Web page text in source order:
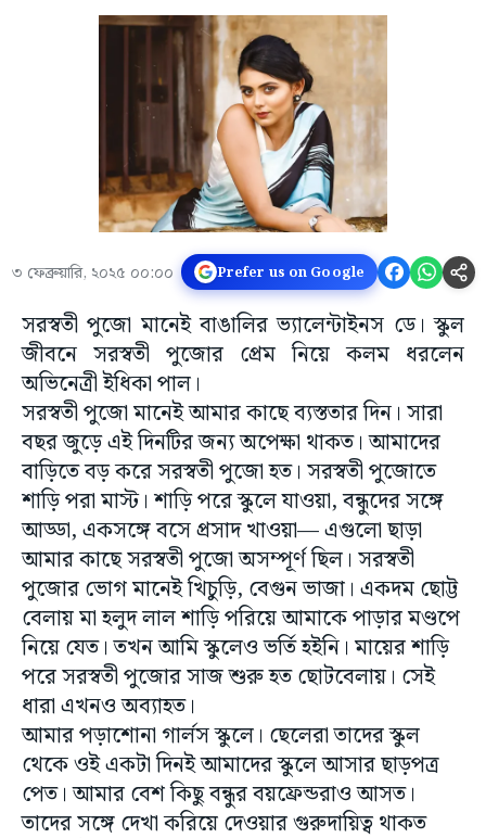
৩ ফেব্রুয়ারি, ২০২৫ ০০:০০ Prefer us on Google
সরস্বতী পুজো মানেই বাঙালির ভ্যালেন্টাইনস ডে। স্কুল
জীবনে সরস্বতী পুজোর প্রেম নিয়ে কলম ধরলেন
অভিনেত্রী ইধিকা পাল।
সরস্বতী পুজো মানেই আমার কাছে ব্যস্ততার দিন। সারা
বছর জুড়ে এই দিনটির জন্য অপেক্ষা থাকত। আমাদের
বাড়িতে বড় করে সরস্বতী পুজো হত। সরস্বতী পুজোতে
শাড়ি পরা মাস্ট। শাড়ি পরে স্কুলে যাওয়া, বন্ধুদের সঙ্গে
আড্ডা, একসঙ্গে বসে প্রসাদ খাওয়া— এগুলো ছাড়া
আমার কাছে সরস্বতী পুজো অসম্পূর্ণ ছিল। সরস্বতী
পুজোর ভোগ মানেই খিচুড়ি, বেগুন ভাজা। একদম ছোট্ট
বেলায় মা হলুদ লাল শাড়ি পরিয়ে আমাকে পাড়ার মণ্ডপে
নিয়ে যেত। তখন আমি স্কুলেও ভর্তি হইনি। মায়ের শাড়ি
পরে সরস্বতী পুজোর সাজ শুরু হত ছোটবেলায়। সেই
ধারা এখনও অব্যাহত।
আমার পড়াশোনা গার্লস স্কুলে। ছেলেরা তাদের স্কুল
থেকে ওই একটা দিনই আমাদের স্কুলে আসার ছাড়পত্র
পেত। আমার বেশ কিছু বন্ধুর বয়ফ্রেন্ডরাও আসত।
তাদের সঙ্গে দেখা করিয়ে দেওয়ার গুরুদায়িত্ব থাকত